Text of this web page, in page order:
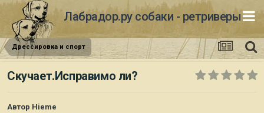
Лабрадор.ру собаки - ретриверы
Дрессировка и спорт
Скучает.Исправимо ли?
Автор Hieme